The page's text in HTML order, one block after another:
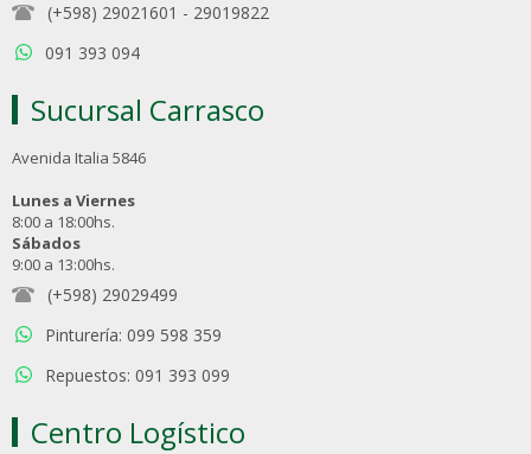
(+598) 29021601 - 29019822
091 393 094
Sucursal Carrasco
Avenida Italia 5846
Lunes a Viernes
8:00 a 18:00hs.
Sábados
9:00 a 13:00hs.
(+598) 29029499
Pinturería: 099 598 359
Repuestos: 091 393 099
Centro Logístico